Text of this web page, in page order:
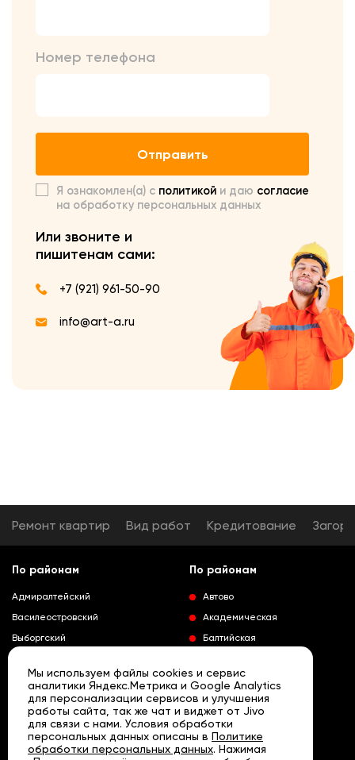
Номер телефона
Отправить
Я ознакомлен(а) с политикой и даю согласие
на обработку персональных данных
Или звоните и
пишитенам сами:
+7 (921) 961-50-90
info@art-a.ru
Ремонт квартир Вид работ Кредитование
По районам
Адмиралтейский
Василеостровский
Выборгский
Колпинский
Красногвардейский
Краносельский
Кронштадтский
Развернуть
По районам
Автово
Академическая
Балтийская
Выборгская
Гражданский проспект
Девяткино
Кировский завод
Мы используем файлы cookies и сервис
аналитики Яндекс.Метрика и Google Analytics
для персонализации сервисов и улучшения
работы сайта, так же чат и виджет от Jivo
для связи с нами. Условия обработки
персональных данных описаны в Политике
обработки персональных данных. Нажимая